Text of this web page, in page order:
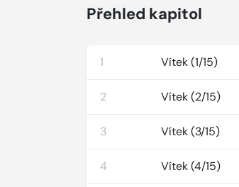
Přehled kapitol
1 Vítek (1/15)
2 Vítek (2/15)
3 Vítek (3/15)
4 Vítek (4/15)